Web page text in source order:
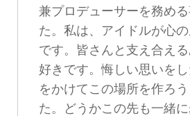
兼プロデューサーを務め
た。私は、アイドルが心
です。皆さんと支え合え
好きです。悔しい思いを
をかけてこの場所を作ろ
た。どうかこの先も一緒